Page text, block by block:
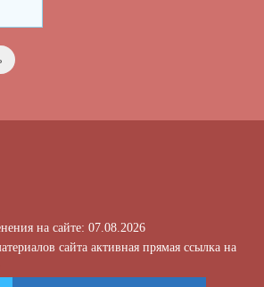
на сайте: 07.08.2026
сайта активная прямая ссылка на